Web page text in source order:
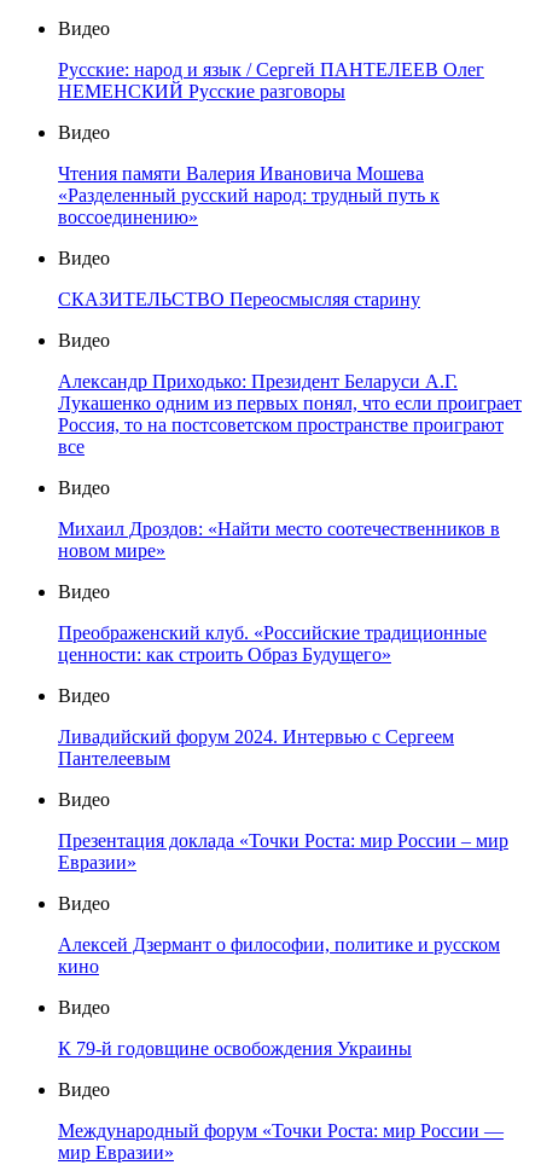
Видео
Русские: народ и язык / Сергей ПАНТЕЛЕЕВ Олег
НЕМЕНСКИЙ Русские разговоры
Видео
Чтения памяти Валерия Ивановича Мошева
«Разделенный русский народ: трудный путь к
воссоединению»
Видео
СКАЗИТЕЛЬСТВО Переосмысляя старину
Видео
Александр Приходько: Президент Беларуси А.Г.
Лукашенко одним из первых понял, что если проиграет
Россия, то на постсоветском пространстве проиграют
все
Видео
Михаил Дроздов: «Найти место соотечественников в
новом мире»
Видео
Преображенский клуб. «Российские традиционные
ценности: как строить Образ Будущего»
Видео
Ливадийский форум 2024. Интервью с Сергеем
Пантелеевым
Видео
Презентация доклада «Точки Роста: мир России – мир
Евразии»
Видео
Алексей Дзермант о философии, политике и русском
кино
Видео
К 79-й годовщине освобождения Украины
Видео
Международный форум «Точки Роста: мир России —
мир Евразии»